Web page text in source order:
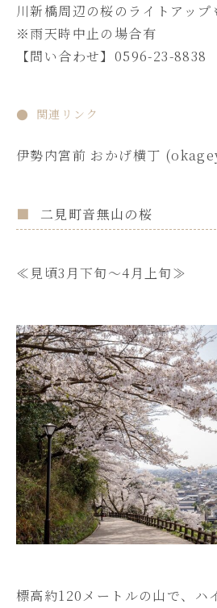
川新橋周辺の桜のライトアップ
※雨天時中止の場合有
【問い合わせ】0596-23-8838
関連リンク
伊勢内宮前 おかげ横丁
二見町音無山の桜
≪見頃3月下旬～4月上旬≫
標高約120メートルの山で、ハ